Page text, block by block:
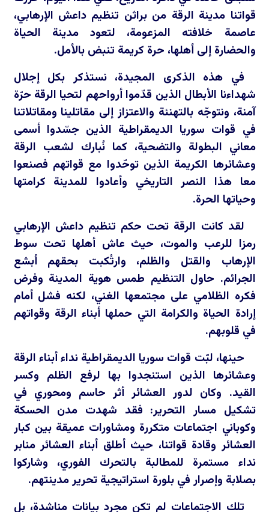
قواتنا مدينة الرقة من براثن تنظيم داعش الإرهابي،
عاصمة خلافته المزعومة، لتعود مدينة الحياة
والحضارة إلى أهلها، حرة كريمة تنبض بالأمل.
في هذه الذكرى المجيدة، نستذكر بكل إجلال
شهداءنا الأبطال الذين قدّموا أرواحهم لتحيا الرقة حرّة
آمنة، ونتوجّه بالتهنئة والاعتزاز إلى مقاتلينا ومقاتلاتنا
في قوات سوريا الديمقراطية الذين جسّدوا أسمى
معاني البطولة والتضحية، كما نُبارك لشعب الرقة
وعشائرها الكريمة الذين توحّدوا مع قواتهم فصنعوا
معا هذا النصر التاريخي وأعادوا للمدينة كرامتها
وحياتها الحرة.
لقد كانت الرقة تحت حكم تنظيم داعش الإرهابي
رمزا للرعب والموت، حيث عاش أهلها تحت سوط
الإرهاب والقتل والظلم، وارتُكبت بحقهم أبشع
الجرائم. حاول التنظيم طمس هوية المدينة وفرض
فكره الظلامي على مجتمعها الغني، لكنه فشل أمام
إرادة الحياة والكرامة التي حملها أبناء الرقة وقواتهم
في قلوبهم.
حينها، لبّت قوات سوريا الديمقراطية نداء أبناء الرقة
وعشائرها الذين استنجدوا بها لرفع الظلم وكسر
القيد. وكان لدور العشائر أثر حاسم ومحوري في
تشكيل مسار التحرير: فقد شهدت مدن الحسكة
وكوباني اجتماعات متكررة ومشاورات عميقة بين كبار
العشائر وقادة قواتنا، حيث أطلق أبناء العشائر منابر
نداء مستمرة للمطالبة بالتحرك الفوري، وشاركوا
بصلابة وإصرار في بلورة استراتيجية تحرير مدينتهم.
تلك الاجتماعات لم تكن مجرد بيانات مناشدة، بل